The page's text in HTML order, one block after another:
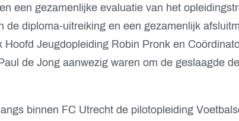
een gezamenlijke evaluatie van het
de diploma-uitreiking en een gezamenlijk
Hoofd Jeugdopleiding Robin Pronken
de Jongaanwezig waren om de geslaagde
binnen FC Utrecht de pilotopleiding